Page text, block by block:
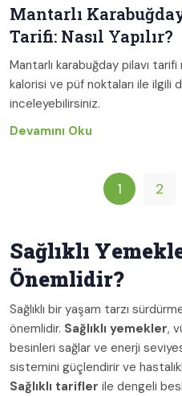
Mantarlı
Tarifi: Nasıl Yapılır?
Mantarlı karabuğday pilavı tarifi
kalorisi ve püf noktaları ile ilgili
inceleyebilirsiniz.
Devamını Oku
1 2
Sağlıklı
Önemlidir?
Sağlıklı bir yaşam tarzı
önemlidir. Sağlıklı yemekler,
besinleri sağlar ve enerji
sistemini güçlendirir ve
Sağlıklı tarifler ile dengeli